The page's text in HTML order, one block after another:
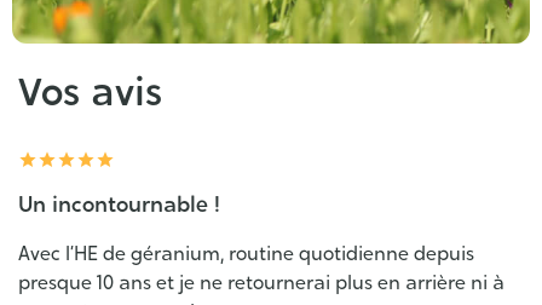
Vos avis

Un incontournable !
Avec l’HE de géranium, routine quotidienne depuis
presque 10 ans et je ne retournerai plus en arrière ni à